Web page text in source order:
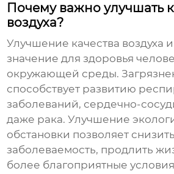
Почему важно улучшать
воздуха?
Улучшение качества воздуха
значение для здоровья
окружающей среды.
способствует развитию
заболеваний, сердечно-
даже рака. Улучшение
обстановки позволяет снизить
заболеваемость, продлить
более благоприятные